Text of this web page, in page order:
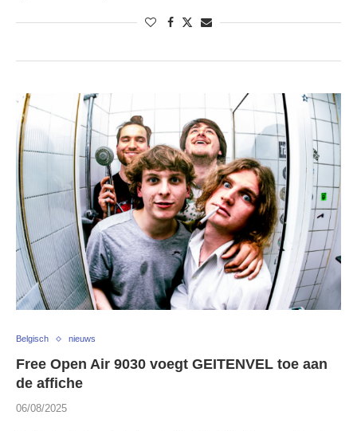
Belgisch nieuws
Free Open Air 9030 voegt GEITENVEL toe aan
de affiche
06/08/2025